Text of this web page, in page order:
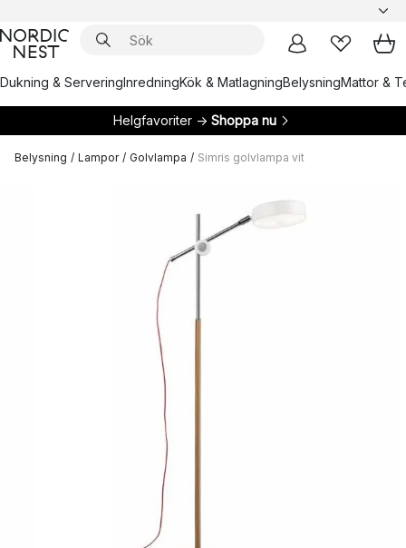
Dukning & ServeringInredningKök & MatlagningBelysningMattor &
Helgfavoriter → Shoppa nu
Belysning / Lampor / Golvlampa / Simris golvlampa vit